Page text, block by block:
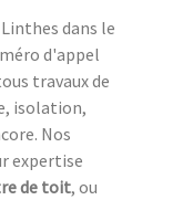
dans le
d'appel
travaux de
isolation,
Nos
expertise
de toit, ou